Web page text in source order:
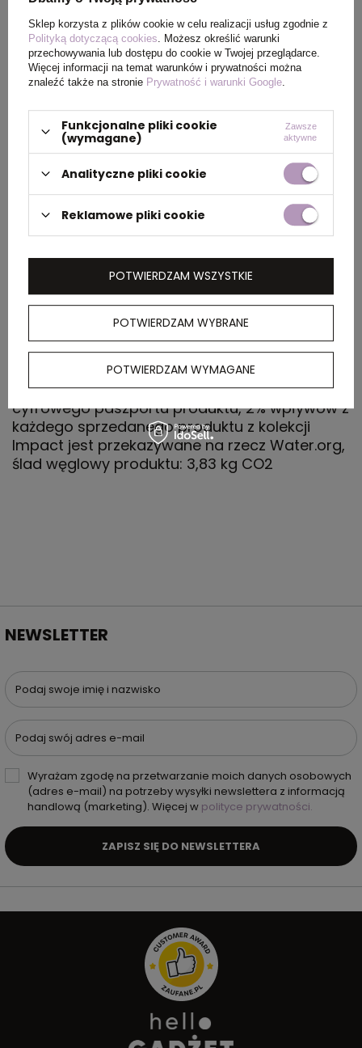
Ilość szt. w
kartonie
5
Wymiary
kartonu
zewnętrznego
OPIS
Koszulka, unisex, luźny krój, okrągły dekolt,
krótkie rękawy, wykonana w 50% z bawełny z
recyklingu i w 50% z bawełny organicznej o
znacznik AWARE™, który potwierdza
wykorzystanie materiałów z recyklingu,
posiada kod QR na metce, który prowadzi do
cyfrowego paszportu produktu, 2% wpływów z
każdego sprzedanego produktu z kolekcji
Impact jest przekazywane na rzecz Water.org,
ślad węglowy produktu: 3,83 kg CO2
NEWSLETTER
Podaj swoje imię i nazwisko
Podaj swój adres e-mail
Wyrażam zgodę na przetwarzanie moich danych osobowych
(adres e-mail) na potrzeby wysyłki newslettera z informacją
handlową (marketing). Więcej w polityce prywatności.
ZAPISZ SIĘ DO NEWSLETTERA
Sklep korzysta z plików cookie w celu realizacji usług zgodnie z
Polityką dotyczącą cookies . Możesz określić warunki
przechowywania lub dostępu do cookie w Twojej przeglądarce.
Więcej informacji na temat warunków i prywatności można
znaleźć także na stronie Prywatność i warunki Google
Funkcjonalne pliki cookie
(wymagane)
Zawsze
aktywne
Analityczne pliki cookie
Reklamowe pliki cookie
POTWIERDZAM WYBRANE
POTWIERDZAM WYMAGANE
POTWIERDZAM WSZYSTKIE